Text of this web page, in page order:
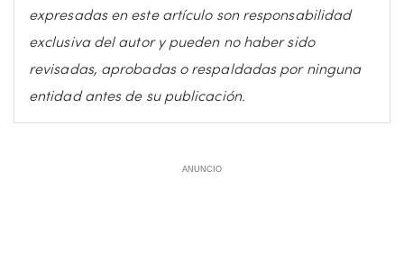
expresadas en este artículo son responsabilidad
exclusiva del autor y pueden no haber sido
revisadas, aprobadas o respaldadas por ninguna
entidad antes de su publicación.
ANUNCIO